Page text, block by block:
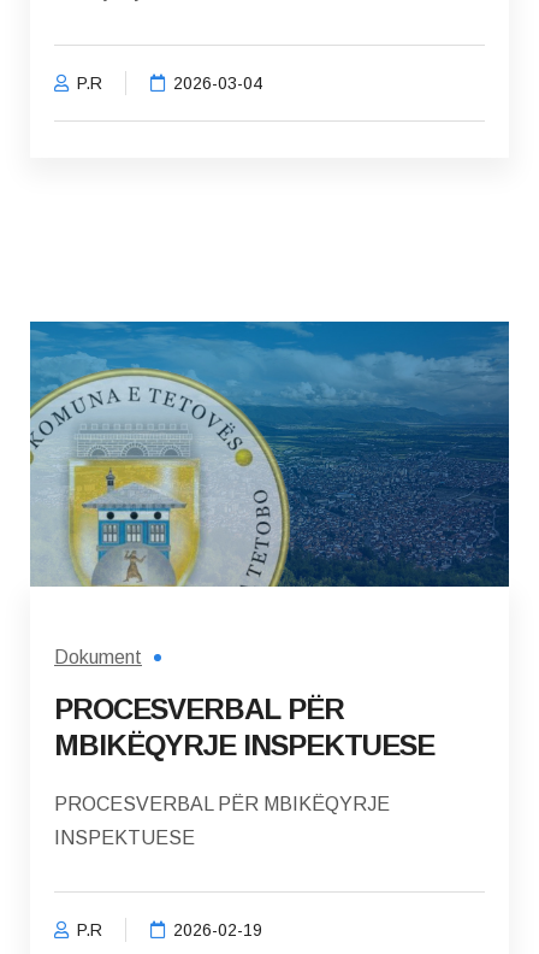
P.R 2026-03-04
Dokument
PROCESVERBAL PËR
MBIKËQYRJE INSPEKTUESE
PROCESVERBAL PËR MBIKËQYRJE
INSPEKTUESE
P.R 2026-02-19